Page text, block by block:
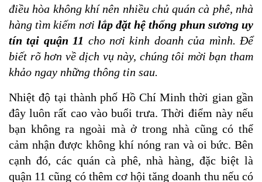
điều hòa không khí nên nhiều chủ quán cà phê, nhà
hàng tìm kiếm nơi lắp đặt hệ thống phun sương uy
tín tại quận 11 cho nơi kinh doanh của mình. Để
biết rõ hơn về dịch vụ này, chúng tôi mời bạn tham
khảo ngay những thông tin sau.
Nhiệt độ tại thành phố Hồ Chí Minh thời gian gần
đây luôn rất cao vào buổi trưa. Thời điểm này nếu
bạn không ra ngoài mà ở trong nhà cũng có thể
cảm nhận được không khí nóng ran và oi bức. Bên
cạnh đó, các quán cà phê, nhà hàng, đặc biệt là
quận 11 cũng có thêm cơ hội tăng doanh thu nếu có